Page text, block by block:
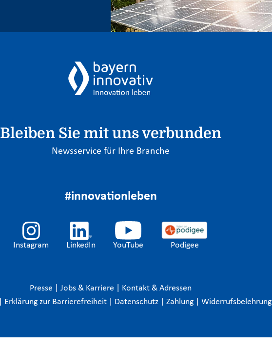
Bleiben Sie mit uns verbunden
Newsservice für Ihre Branche
#innovationleben
Instagram LinkedIn YouTube Podigee
Presse Jobs & Karriere
Kontakt & Adressen
Erklärung zur Barrierefreiheit Datenschutz Zahlung Widerrufsbelehrung